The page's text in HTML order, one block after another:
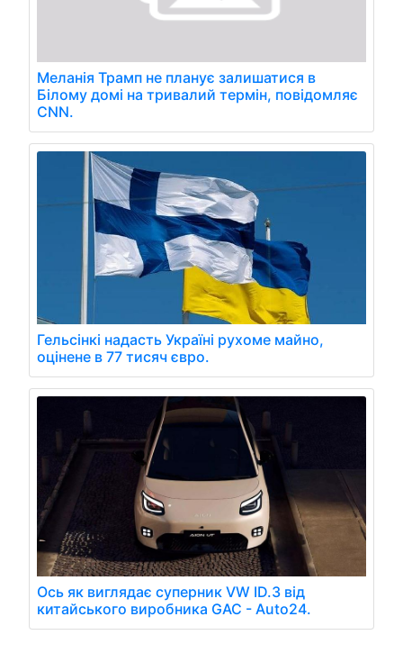
Меланія Трамп не планує залишатися в
Білому домі на тривалий термін, повідомляє
CNN.
Гельсінкі надасть Україні рухоме майно,
оцінене в 77 тисяч євро.
Ось як виглядає суперник VW ID.3 від
китайського виробника GAC - Auto24.